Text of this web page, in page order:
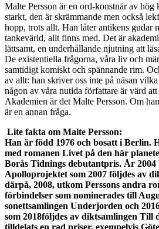
Malte Persson är en ord-konstnär av hög
starkt, den är skrämmande men också
hopp, trots allt. Han låter antikens gudar
tankevärld, allt finns med. Det är
lättsamt, en underhållande njutning att
De existentiella frågorna, våra liv och
samtidigt komiskt och spännande rim.
av allt: han skriver oss inte på näsan
någon av våra nutida författare är värd
Akademien är det Malte Persson. Om
är en annan fråga.
Lite fakta om Malte Persson:
Han är född 1976 och bosatt i Berlin.
med romanen Livet på den här
Borås Tidnings debutantpris. År 2004
Apolloprojektet som 2007 följdes av
därpå, 2008, utkom Perssons andra
förbindelser som nominerades till
sonettsamlingen Underjorden och
som 2018följdes av diktsamlingen Till
tilldelats en rad priser, exempelvis